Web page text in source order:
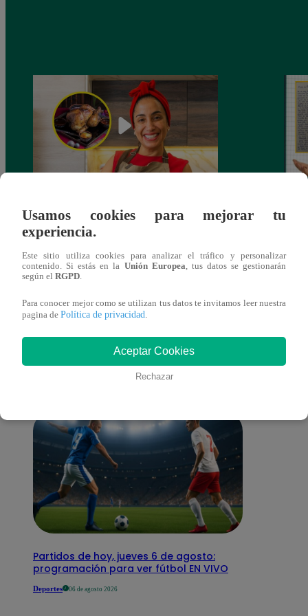
antes de Navidad?
También te puede
interesar
Partidos de hoy, jueves 6 de agosto:
programación para ver fútbol EN VIVO
Deportes 06 de agosto 2026
Usamos cookies para mejorar tu
experiencia.
Este sitio utiliza cookies para analizar el tráfico y personalizar
contenido. Si estás en la Unión Europea , tus datos se gestionarán
según el RGPD
Para conocer mejor como se utilizan tus datos te invitamos leer nuestra
pagina de Política de privacidad
Aceptar Cookies
Rechazar